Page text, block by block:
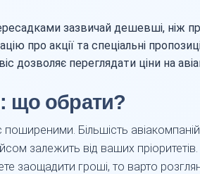
зазвичай дешевші, ніж
про акції та спеціальні
дозволяє переглядати ціни на
що обрати?
Більшість
залежить від ваших
заощадити гроші, то варто